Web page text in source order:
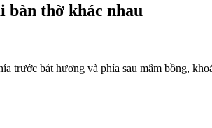
bàn thờ khác nhau
trước bát hương và phía sau mâm bồng,